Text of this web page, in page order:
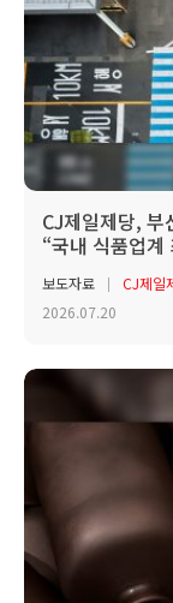
CJ제일제당,
“국내 식품업계
보도자료
CJ제일
2026.07.20